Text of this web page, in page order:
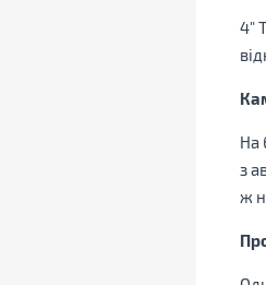
4"
На
з
ж